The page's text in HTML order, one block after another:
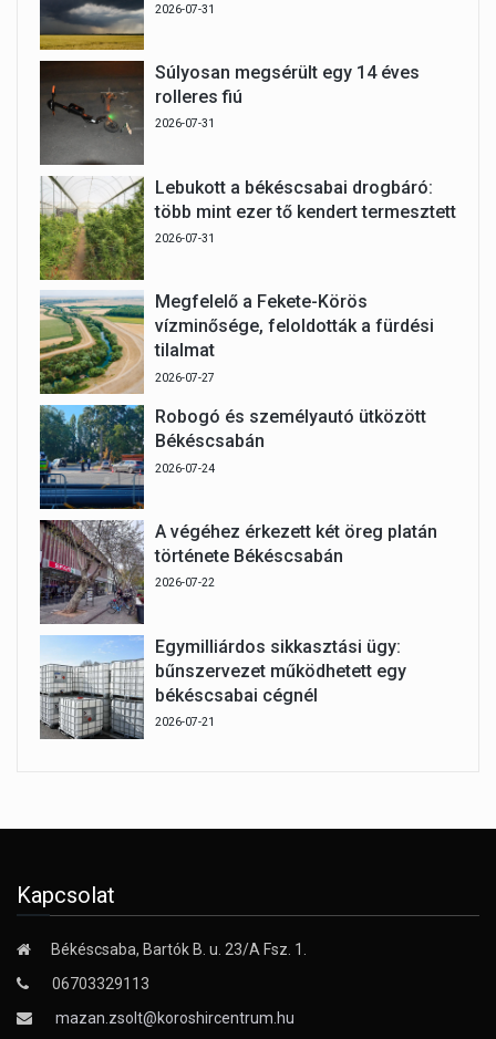
2026-07-31
Súlyosan megsérült egy 14 éves
rolleres fiú
2026-07-31
Lebukott a békéscsabai drogbáró:
több mint ezer tő kendert termesztett
2026-07-31
Megfelelő a Fekete-Körös
vízminősége, feloldották a fürdési
tilalmat
2026-07-27
Robogó és személyautó ütközött
Békéscsabán
2026-07-24
A végéhez érkezett két öreg platán
története Békéscsabán
2026-07-22
Egymilliárdos sikkasztási ügy:
bűnszervezet működhetett egy
békéscsabai cégnél
2026-07-21
Kapcsolat
Békéscsaba, Bartók B. u. 23/A Fsz. 1.
06703329113
mazan.zsolt@koroshircentrum.hu